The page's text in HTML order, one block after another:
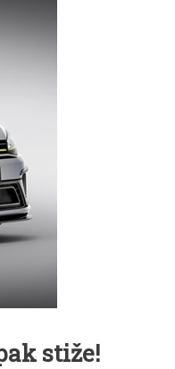
stiže!